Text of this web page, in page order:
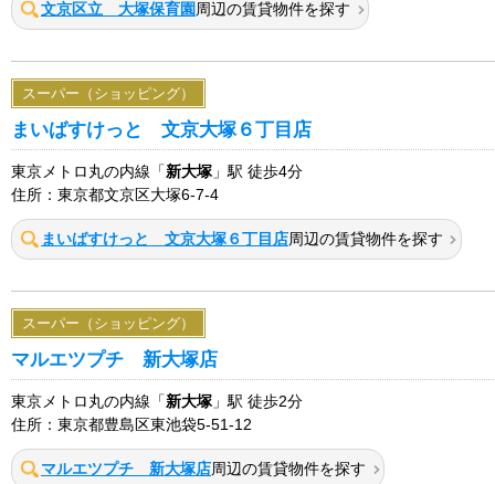
文京区立 大塚保育園 周辺の賃貸物件を探す
スーパー（ショッピング）
まいばすけっと 文京大塚６丁目店
東京メトロ丸の内線「 新大塚 」駅 徒歩4分
住所：東京都文京区大塚6-7-4
まいばすけっと 文京大塚６丁目店周辺の賃貸物件を探す
スーパー（ショッピング）
マルエツプチ 新大塚店
東京メトロ丸の内線「 新大塚 」駅 徒歩2分
住所：東京都豊島区東池袋5-51-12
マルエツプチ 新大塚店周辺の賃貸物件を探す